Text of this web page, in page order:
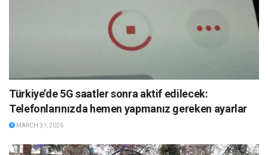
Türkiye’de 5G saatler sonra aktif edilecek:
Telefonlarınızda hemen yapmanız gereken ayarlar
MARCH 31, 2026